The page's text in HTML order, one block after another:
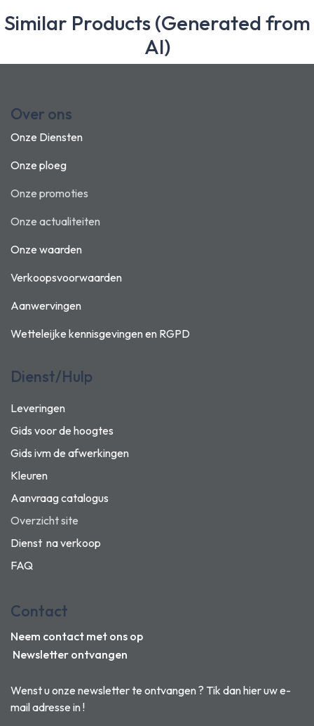
Similar Products (Generated from
AI)
Over ons
Onze Diensten
Onze ploeg
Onze promoties
Onze actualiteiten
Onze waarden
Verkoopsvoorwaarden
Aanwervingen
Wetteleijke kennisgevingen en RGPD
Dienst/Hulp
Leveringen
Gids voor de hoogtes
Gids ivm de afwerkingen
Kleuren
Aanvraag catalogus
Overzicht site
Dienst na verkoop
FAQ
Wenst u onze newsletter te ontvangen ? Tik dan hier uw e-
mail adresse in !
Contact
Neem contact met ons op
Newsletter ontvangen